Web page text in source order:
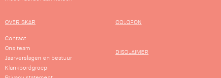
OVER SKAR
Contact
Ons team
Jaarverslagen en bestuur
Klankbordgroep
COLOFON
DISCLAIMER